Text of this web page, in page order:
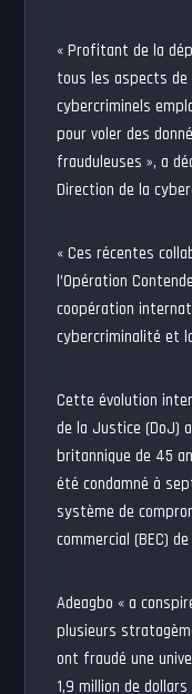
« Profitant de la
tous les aspects de
cybercriminels
pour voler des
frauduleuses », a
Direction de la
« Ces récentes
l’Opération
coopération
cybercriminalité et
Cette évolution
de la Justice (DoJ)
britannique de 45
été condamné à
système de
commercial (BEC)
Adeagbo « a
plusieurs
ont fraudé une
1,9 million de